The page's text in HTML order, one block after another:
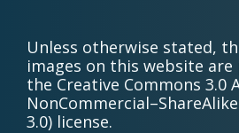
Unless otherwise stated,
images on this website
the Creative Commons
NonCommercial–ShareAlike
3.0) license.